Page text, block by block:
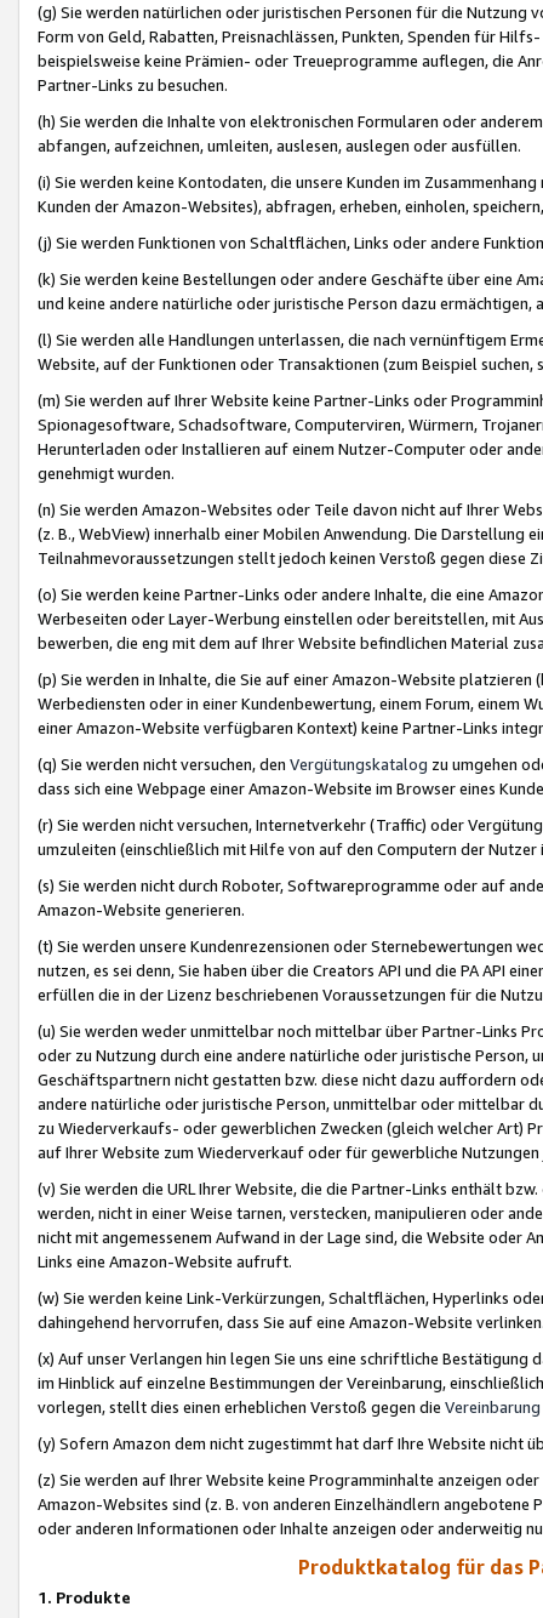
(g) Sie werden natürlichen oder juristischen Personen für die Nutzung
Form von Geld, Rabatten, Preisnachlässen, Punkten, Spenden für
beispielsweise keine Prämien- oder Treueprogramme auflegen, die
Partner-Links zu besuchen.
(h) Sie werden die Inhalte von elektronischen Formularen oder
abfangen, aufzeichnen, umleiten, auslesen, auslegen oder ausfüllen.
(i) Sie werden keine Kontodaten, die unsere Kunden im
Kunden der Amazon-Websites), abfragen, erheben, einholen,
(j) Sie werden Funktionen von Schaltflächen, Links oder andere
(k) Sie werden keine Bestellungen oder andere Geschäfte über eine
und keine andere natürliche oder juristische Person dazu
(l) Sie werden alle Handlungen unterlassen, die nach vernünftigem
Website, auf der Funktionen oder Transaktionen (zum Beispiel
(m) Sie werden auf Ihrer Website keine Partner-Links oder
Spionagesoftware, Schadsoftware, Computerviren, Würmern,
Herunterladen oder Installieren auf einem Nutzer-Computer oder
genehmigt wurden.
(n) Sie werden Amazon-Websites oder Teile davon nicht auf Ihrer
(z. B., WebView) innerhalb einer Mobilen Anwendung. Die Darstellung
Teilnahmevoraussetzungen stellt jedoch keinen Verstoß gegen diese
(o) Sie werden keine Partner-Links oder andere Inhalte, die eine
Werbeseiten oder Layer-Werbung einstellen oder bereitstellen, mit
bewerben, die eng mit dem auf Ihrer Website befindlichen Material
(p) Sie werden in Inhalte, die Sie auf einer Amazon-Website
Werbediensten oder in einer Kundenbewertung, einem Forum, einem
einer Amazon-Website verfügbaren Kontext) keine Partner-Links
(q) Sie werden nicht versuchen, den Vergütungskatalog zu umgehen
dass sich eine Webpage einer Amazon-Website im Browser eines
(r) Sie werden nicht versuchen, Internetverkehr (Traffic) oder
umzuleiten (einschließlich mit Hilfe von auf den Computern der
(s) Sie werden nicht durch Roboter, Softwareprogramme oder auf
Amazon-Website generieren.
(t) Sie werden unsere Kundenrezensionen oder Sternebewertungen
nutzen, es sei denn, Sie haben über die Creators API und die PA API
erfüllen die in der Lizenz beschriebenen Voraussetzungen für die
(u) Sie werden weder unmittelbar noch mittelbar über Partner-Links
oder zu Nutzung durch eine andere natürliche oder juristische
Geschäftspartnern nicht gestatten bzw. diese nicht dazu auffordern
andere natürliche oder juristische Person, unmittelbar oder mittelbar
zu Wiederverkaufs- oder gewerblichen Zwecken (gleich welcher Art)
auf Ihrer Website zum Wiederverkauf oder für gewerbliche
(v) Sie werden die URL Ihrer Website, die die Partner-Links enthält
werden, nicht in einer Weise tarnen, verstecken, manipulieren oder
nicht mit angemessenem Aufwand in der Lage sind, die Website oder
Links eine Amazon-Website aufruft.
(w) Sie werden keine Link-Verkürzungen, Schaltflächen, Hyperlinks
dahingehend hervorrufen, dass Sie auf eine Amazon-Website
(x) Auf unser Verlangen hin legen Sie uns eine schriftliche
im Hinblick auf einzelne Bestimmungen der Vereinbarung,
vorlegen, stellt dies einen erheblichen Verstoß gegen die Vereinbarung
(y) Sofern Amazon dem nicht zugestimmt hat darf Ihre Website nicht
(z) Sie werden auf Ihrer Website keine Programminhalte anzeigen
Amazon-Websites sind (z. B. von anderen Einzelhändlern
oder anderen Informationen oder Inhalte anzeigen oder anderweitig
Produktkatalog für das
1. Produkte